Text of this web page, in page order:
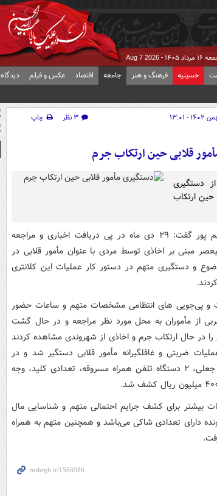
مرداد ۱۴۰۵ - Aug 7 2026
حسینیه فرهنگ و هنر جامعه اقتصاد عکس و فیلم دیدگاه
۳ نظر
چاپ
قلابی حین ارتکاب جرم
دستگیری
ارتکاب
، سرهنگ علی قاسم پور گفت: ۲۹ دی ماه در پی دریافت اخباری و مراجعه
۱۵۳ شهرک ولیعصر مبنی بر اخاذی توسط مردی با عنوان مأمور قلابی در
و دستگیری متهم در دستور کار عملیات این کلانتری
و پی‌جویی های انتظامی مشخصات متهم و ساعات حضور
از مأموران به محل مورد نظر مراجعه و در حال گشت
در حال ارتکاب جرم و اخاذی از شهروندی مشاهده کردند
ضربتی و غافلگیرانه مأمور قلابی دستگیر شد و در
بررسی اولیه از متهم کارت شناسایی جعلی، ۲ دستگاه تلفن همراه مسروقه، تعدادی کلید، وجه
بیشتر برای کشف جرایم احتمالی متهم و شناسایی مال
دارای تعدادی شاکی می‌باشد و همچنین متهم به همراه